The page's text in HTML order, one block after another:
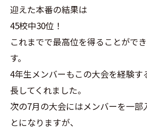
迎えた本番の結果は
45校中30位！
これまでで最高位を得ることがで
す。
4年生メンバーもこの大会を経験す
長してくれました。
次の7月の大会にはメンバーを一部
とになりますが、